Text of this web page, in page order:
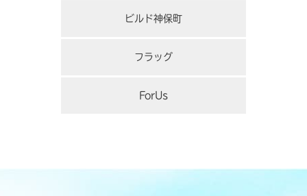
ビルド神保町
フラッグ
ForUs